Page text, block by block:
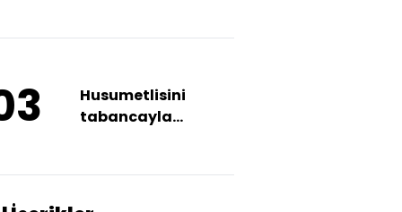
Husumetlisini
tabancayla